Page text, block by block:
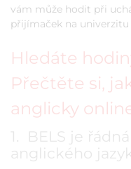
vám může hodit při
přijímaček na univerzitu
Hledáte
Přečtěte si,
anglicky
1. BELS je
anglického